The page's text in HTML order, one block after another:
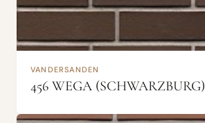
VANDERSANDEN
456 WEGA (SCHWARZBURG)